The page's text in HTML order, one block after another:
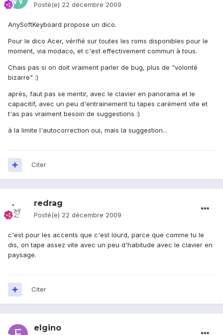
Posté(e) 22 décembre 2009
AnySoftKeyboard propose un dico.
Pour le dico Acer, vérifié sur toutes les roms disponibles pour le
moment, via modaco, et c'est effectivement commun à tous.
Chais pas si on doit vraiment parler de bug, plus de "volonté
bizarre" :)
après, faut pas se mentir, avec le clavier en panorama et le
capacitif, avec un peu d'entrainement tu tapes carément vite et
t'as pas vraiment besoin de suggestions :)
à la limite l'autocorrection oui, mais la suggestion...
Citer
redrag
Posté(e) 22 décembre 2009
c'est pour les accents que c'est lourd, parce que comme tu le
dis, on tape assez vite avec un peu d'habitude avec le clavier en
paysage.
Citer
elgino